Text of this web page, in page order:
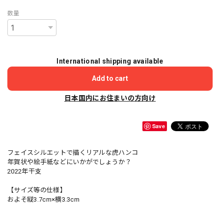
数量
International shipping available
Add to cart
日本国内にお住まいの方向け
Save
フェイスシルエットで描くリアルな虎ハンコ
年賀状や絵手紙などにいかがでしょうか？
2022年干支
【サイズ等の仕様】
およそ縦3.7cm×横3.3cm